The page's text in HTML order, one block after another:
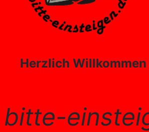
Herzlich Willkommen
bitte-